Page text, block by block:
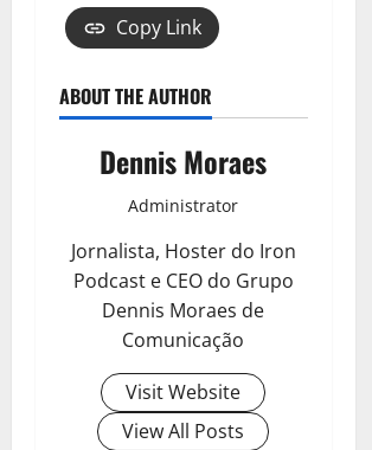
Copy Link
ABOUT THE AUTHOR
Dennis Moraes
Administrator
Jornalista, Hoster do Iron
Podcast e CEO do Grupo
Dennis Moraes de
Comunicação
Visit Website
View All Posts